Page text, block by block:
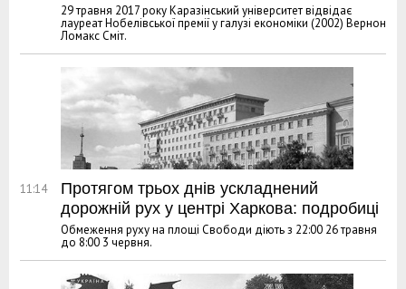
29 травня 2017 року Каразінський університет відвідає
лауреат Нобелівської премії у галузі економіки (2002) Вернон
Ломакс Сміт.
11:14
Протягом трьох днів ускладнений
дорожній рух у центрі Харкова: подробиці
Обмеження руху на площі Свободи діють з 22:00 26 травня
до 8:00 3 червня.